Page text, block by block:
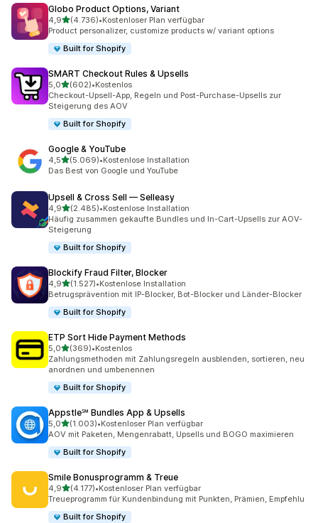
Globo Product Options, Variant
4,9von 5 Sternen
(4.736)
4736 Rezensionen insgesamt
•Kostenloser Plan verfügbar
Product personalizer, customize products w/ variant options
Built for Shopify
SMART Checkout Rules & Upsells
5,0von 5 Sternen
(602)
602 Rezensionen insgesamt
•Kostenlos
Checkout-Upsell-App, Regeln und Post-Purchase-Upsells zur
Steigerung des AOV
Built for Shopify
Google & YouTube
4,5von 5 Sternen
(5.069)
5069 Rezensionen insgesamt
•Kostenlose Installation
Das Best von Google und YouTube
Upsell & Cross Sell — Selleasy
4,9von 5 Sternen
(2.485)
2485 Rezensionen insgesamt
•Kostenlose Installation
Häufig zusammen gekaufte Bundles und In-Cart-Upsells zur AOV-
Steigerung
Built for Shopify
Blockify Fraud Filter, Blocker
4,9von 5 Sternen
(1.527)
1527 Rezensionen insgesamt
•Kostenlose Installation
Betrugsprävention mit IP-Blocker, Bot-Blocker und Länder-Blocker
Built for Shopify
ETP Sort Hide Payment Methods
5,0von 5 Sternen
(369)
369 Rezensionen insgesamt
•Kostenlos
Zahlungsmethoden mit Zahlungsregeln ausblenden, sortieren, neu
anordnen und umbenennen
Built for Shopify
Appstle℠ Bundles App & Upsells
5,0von 5 Sternen
(1.003)
1003 Rezensionen insgesamt
•Kostenloser Plan verfügbar
AOV mit Paketen, Mengenrabatt, Upsells und BOGO maximieren
Built for Shopify
Smile Bonusprogramm & Treue
4,9von 5 Sternen
(4.177)
4177 Rezensionen insgesamt
•Kostenloser Plan verfügbar
Treueprogramm für Kundenbindung mit Punkten, Prämien, Empfehlu
Built for Shopify